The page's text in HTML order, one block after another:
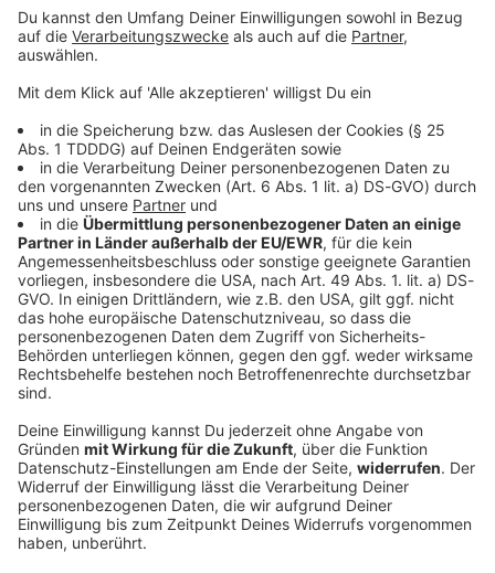
© dpa-infocom, dpa:260606-930-181178/1
Welt
Waldbrand am Gardasee: Mehr als 200
Menschen evakuiert
Am Westufer von Italiens größtem See, wo derzeit
auch viele Deutsche Urlaub machen, bricht ein großes